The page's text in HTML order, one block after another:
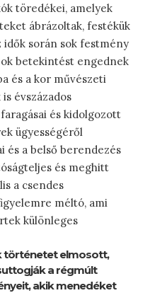
töredékei, amelyek
ábrázoltak, festékük
idők során sok festmény
betekintést engednek
és a kor művészeti
évszázados
és kidolgozott
ügyességéről
és a belső berendezés
és meghitt
a csendes
méltó, ami
különleges
történetet elmosott,
a régmúlt
akik menedéket